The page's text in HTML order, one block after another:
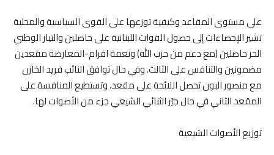
على مستوى المقاعد وكيفية توزعها على القوى السياسية والمحلية
تشير الإحصاءات إلى حصول القوات اللبنانية على حاصلين والتيار الوطني
الحر حاصلين (مع دعم من حزب الله) ونعمة افرام-المعارضة مقعدين
مضمونين والتنافس على الثالث. وفي حال توافق النائب فريد الخازن
مع منصور البون تحصل اللائحة على مقعد، وتستطيع المنافسة على
المقعد الثاني في حال جيّر الثنائي الشيعي جزء من الأصوات لها.
توزيع الأصوات الشيعية